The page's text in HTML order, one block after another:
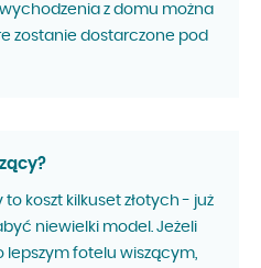
z domu można
zostanie dostarczone pod
koszt kilkuset złotych - już
niewielki model. Jeżeli
lepszym fotelu wiszącym,